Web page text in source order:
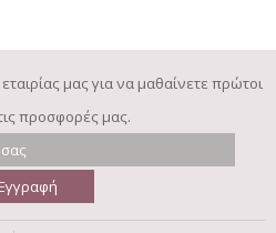
μας για να μαθαίνετε πρώτοι
προσφορές μας.